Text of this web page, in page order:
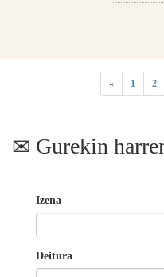
« 1 2
Gurekin
Izena
Deitura